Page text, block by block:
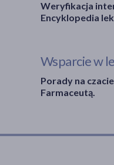
Weryfikacja
Encyklopedia
Wsparcie w
Porady na
Farmaceutą.